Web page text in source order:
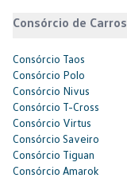
Consórcio de Carros
Consórcio Taos
Consórcio Polo
Consórcio Nivus
Consórcio T-Cross
Consórcio Virtus
Consórcio Saveiro
Consórcio Tiguan
Consórcio Amarok